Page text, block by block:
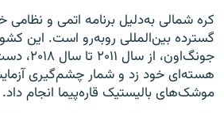
کره شمالی به‌دلیل برنامه اتمی و نظامی
گسترده بین‌المللی روبه‌رو است. این
جونگ‌اون،
هسته‌ای خود زد و شمار چشم‌گیری
موشک‌های بالیستیک قاره‌پیما انجام داد.